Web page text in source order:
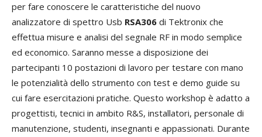
per fare conoscere le caratteristiche del nuovo
analizzatore di spettro Usb RSA306 di Tektronix che
effettua misure e analisi del segnale RF in modo semplice
ed economico. Saranno messe a disposizione dei
partecipanti 10 postazioni di lavoro per testare con mano
le potenzialità dello strumento con test e demo guide su
cui fare esercitazioni pratiche. Questo workshop è adatto a
progettisti, tecnici in ambito R&S, installatori, personale di
manutenzione, studenti, insegnanti e appassionati. Durante